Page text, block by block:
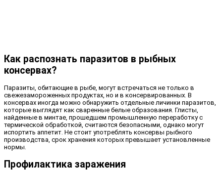
Как распознать паразитов в рыбных
консервах?
Паразиты, обитающие в рыбе, могут встречаться не только в
свежезамороженных продуктах, но и в консервированных. В
консервах иногда можно обнаружить отдельные личинки паразитов,
которые выглядят как сваренные белые образования. Глисты,
найденные в минтае, прошедшем промышленную переработку с
термической обработкой, считаются безопасными, однако могут
испортить аппетит. Не стоит употреблять консервы рыбного
производства, срок хранения которых превышает установленные
нормы.
Профилактика заражения